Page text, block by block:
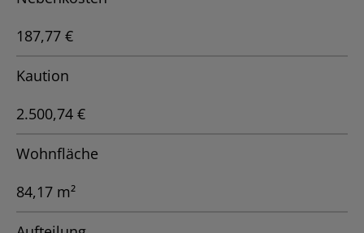
187,77 €
Kaution
2.500,74 €
Wohnfläche
84,17 m²